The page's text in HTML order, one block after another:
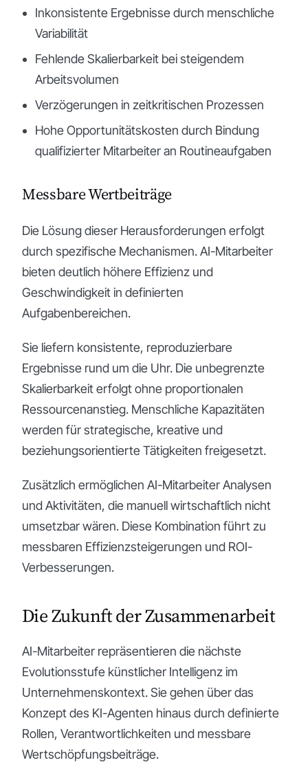
Inkonsistente Ergebnisse durch menschliche
Variabilität
Fehlende Skalierbarkeit bei steigendem
Arbeitsvolumen
Verzögerungen in zeitkritischen Prozessen
Hohe Opportunitätskosten durch Bindung
qualifizierter Mitarbeiter an Routineaufgaben
Messbare Wertbeiträge
Die Lösung dieser Herausforderungen erfolgt
durch spezifische Mechanismen. AI-Mitarbeiter
bieten deutlich höhere Effizienz und
Geschwindigkeit in definierten
Aufgabenbereichen.
Sie liefern konsistente, reproduzierbare
Ergebnisse rund um die Uhr. Die unbegrenzte
Skalierbarkeit erfolgt ohne proportionalen
Ressourcenanstieg. Menschliche Kapazitäten
werden für strategische, kreative und
beziehungsorientierte Tätigkeiten freigesetzt.
Zusätzlich ermöglichen AI-Mitarbeiter Analysen
und Aktivitäten, die manuell wirtschaftlich nicht
umsetzbar wären. Diese Kombination führt zu
messbaren Effizienzsteigerungen und ROI-
Verbesserungen.
Die Zukunft der Zusammenarbeit
AI-Mitarbeiter repräsentieren die nächste
Evolutionsstufe künstlicher Intelligenz im
Unternehmenskontext. Sie gehen über das
Konzept des KI-Agenten hinaus durch definierte
Rollen, Verantwortlichkeiten und messbare
Wertschöpfungsbeiträge.